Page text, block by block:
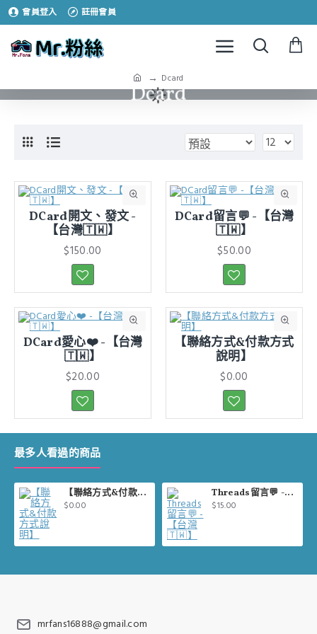
會員登入 註冊會員
Dcard
Dcard
DCard開文、發文 -
【台灣🇹🇼】
$150.00
DCard留言💬 -【台灣
🇹🇼】
$50.00
DCard愛心❤️ -【台灣
🇹🇼】
$20.00
【聯絡方式&付款方式
說明】
$0.00
最多人看過的商品
【聯絡方式&付款方式說明】
$0.00
Threads留言💬 -【台灣🇹🇼】
$15.00
mrfans16888@gmail.com